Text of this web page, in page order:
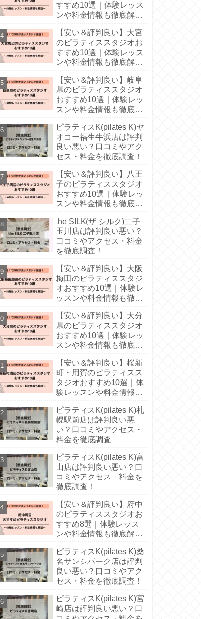
すすめ10選｜体験レッス
ンや料金情報も徹底解
【安い＆評判良い】大宮
のピラティススタジオお
すすめ10選｜体験レッス
ンや料金情報も徹底解
【安い＆評判良い】岐阜
県のピラティススタジオ
おすすめ10選｜体験レッ
スンや料金情報も徹底解
ピラティスK(pilates K)ヤ
オコー福生牛浜店は評判
良い悪い？口コミやアク
セス・料金を徹底調査！
【安い＆評判良い】八王
子のピラティススタジオ
おすすめ10選｜体験レッ
スンや料金情報も徹底解
the SILK(ザ シルク)二子
玉川店は評判良い悪い？
口コミやアクセス・料金
を徹底調査！
【安い＆評判良い】大阪
梅田のピラティススタジ
オおすすめ10選｜体験レ
ッスンや料金情報も徹底
【安い＆評判良い】大分
県のピラティススタジオ
おすすめ10選｜体験レッ
スンや料金情報も徹底解
【安い＆評判良い】桜新
町・用賀のピラティスス
タジオおすすめ10選｜体
験レッスンや料金情報も
ピラティスK(pilates K)札
幌駅前店は評判良い悪
い？口コミやアクセス・
料金を徹底調査！
ピラティスK(pilates K)富
山店は評判良い悪い？口
コミやアクセス・料金を
徹底調査！
【安い＆評判良い】府中
のピラティススタジオお
すすめ8選｜体験レッス
ンや料金情報も徹底解
ピラティスK(pilates K)桑
名サンシパーク店は評判
良い悪い？口コミやアク
セス・料金を徹底調査！
ピラティスK(pilates K)宮
崎店は評判良い悪い？口